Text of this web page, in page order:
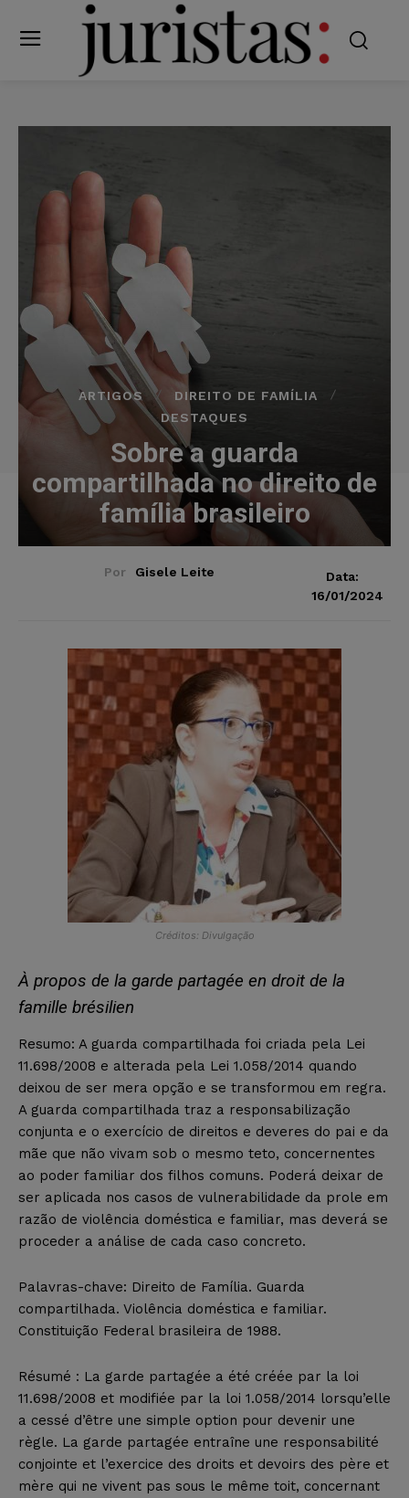
ARTIGOS
DIREITO DE FAMÍLIA
DESTAQUES
Sobre a guarda
compartilhada no direito de
família brasileiro
Por Gisele Leite
Data:
16/01/2024
Créditos: Divulgação
À propos de la garde partagée en droit de la
famille brésilien
Resumo: A guarda compartilhada foi criada pela Lei
11.698/2008 e alterada pela Lei 1.058/2014 quando
deixou de ser mera opção e se transformou em regra.
A guarda compartilhada traz a responsabilização
conjunta e o exercício de direitos e deveres do pai e da
mãe que não vivam sob o mesmo teto, concernentes
ao poder familiar dos filhos comuns. Poderá deixar de
ser aplicada nos casos de vulnerabilidade da prole em
razão de violência doméstica e familiar, mas deverá se
proceder a análise de cada caso concreto.
Palavras-chave: Direito de Família. Guarda
compartilhada. Violência doméstica e familiar.
Constituição Federal brasileira de 1988.
Résumé : La garde partagée a été créée par la loi
11.698/2008 et modifiée par la loi 1.058/2014 lorsqu’elle
a cessé d’être une simple option pour devenir une
règle. La garde partagée entraîne une responsabilité
conjointe et l’exercice des droits et devoirs des père et
mère qui ne vivent pas sous le même toit, concernant